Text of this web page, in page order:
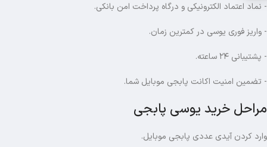
- نماد اعتماد الکترونیکی و درگاه پرداخت امن بانکی.
- واریز فوری یوسی در کمترین زمان.
- پشتیبانی ۲۴ ساعته.
- تضمین امنیت اکانت پابجی موبایل شما.
مراحل خرید یوسی پابجی
وارد کردن آیدی عددی پابجی موبایل.